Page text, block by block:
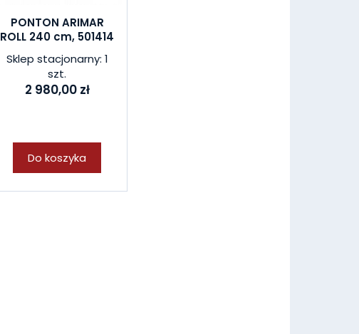
PONTON ARIMAR
ROLL 240 cm, 501414
Sklep stacjonarny: 1
szt.
2 980,00 zł
Do koszyka